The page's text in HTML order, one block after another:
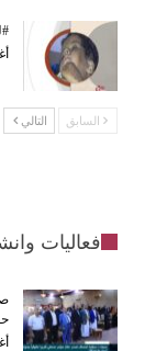
السابق التالي
فعاليات